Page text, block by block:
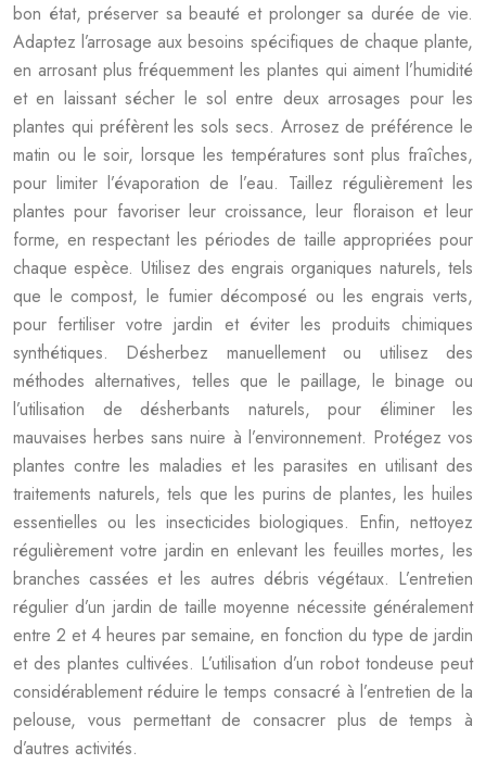
bon état, préserver sa beauté et prolonger sa durée de vie.
Adaptez l’arrosage aux besoins spécifiques de chaque plante,
en arrosant plus fréquemment les plantes qui aiment l’humidité
et en laissant sécher le sol entre deux arrosages pour les
plantes qui préfèrent les sols secs. Arrosez de préférence le
matin ou le soir, lorsque les températures sont plus fraîches,
pour limiter l’évaporation de l’eau. Taillez régulièrement les
plantes pour favoriser leur croissance, leur floraison et leur
forme, en respectant les périodes de taille appropriées pour
chaque espèce. Utilisez des engrais organiques naturels, tels
que le compost, le fumier décomposé ou les engrais verts,
pour fertiliser votre jardin et éviter les produits chimiques
synthétiques. Désherbez manuellement ou utilisez des
méthodes alternatives, telles que le paillage, le binage ou
l’utilisation de désherbants naturels, pour éliminer les
mauvaises herbes sans nuire à l’environnement. Protégez vos
plantes contre les maladies et les parasites en utilisant des
traitements naturels, tels que les purins de plantes, les huiles
essentielles ou les insecticides biologiques. Enfin, nettoyez
régulièrement votre jardin en enlevant les feuilles mortes, les
branches cassées et les autres débris végétaux. L’entretien
régulier d’un jardin de taille moyenne nécessite généralement
entre 2 et 4 heures par semaine, en fonction du type de jardin
et des plantes cultivées. L’utilisation d’un robot tondeuse peut
considérablement réduire le temps consacré à l’entretien de la
pelouse, vous permettant de consacrer plus de temps à
d’autres activités.